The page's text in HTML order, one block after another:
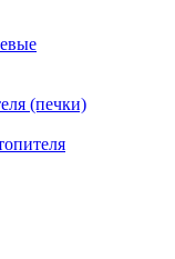
(печки)